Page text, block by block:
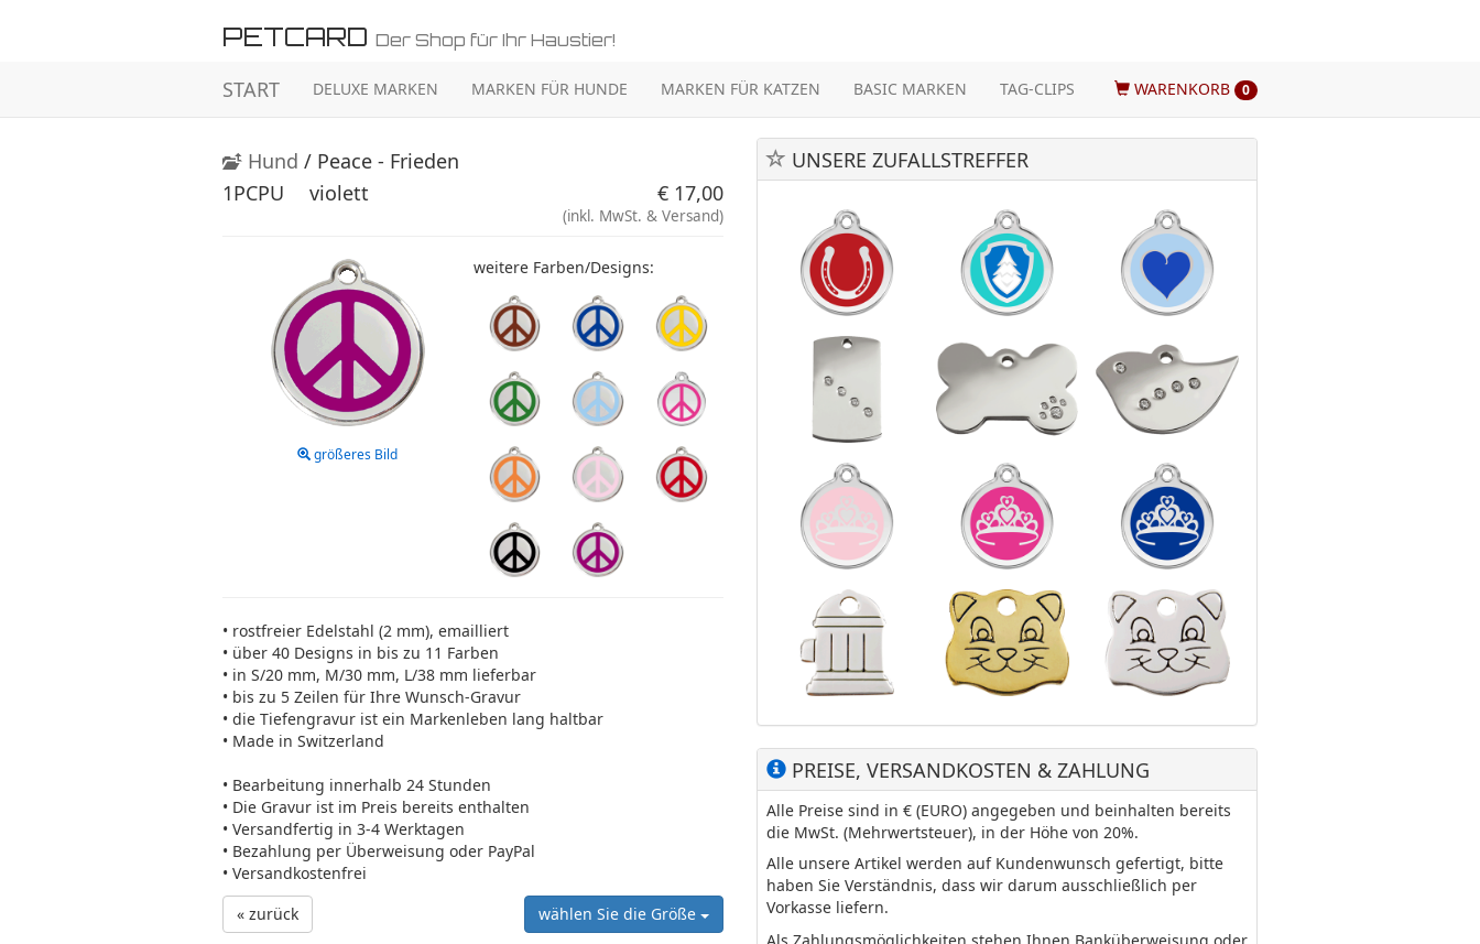
PETCARD Der Shop für Ihr Haustier!
START DELUXE MARKEN MARKEN FÜR HUNDE MARKEN FÜR KATZEN BASIC MARKEN TAG-CLIPS WARENKORB 0
Hund / Peace - Frieden
1PCPU
violett € 17,00
(inkl. MwSt. & Versand)
größeres Bild
weitere Farben/Designs:
• rostfreier Edelstahl (2 mm), emailliert
• über 40 Designs in bis zu 11 Farben
• in S/20 mm, M/30 mm, L/38 mm lieferbar
• bis zu 5 Zeilen für Ihre Wunsch-Gravur
• die Tiefengravur ist ein Markenleben lang haltbar
• Made in Switzerland
• Bearbeitung innerhalb 24 Stunden
• Die Gravur ist im Preis bereits enthalten
• Versandfertig in 3-4 Werktagen
• Bezahlung per Überweisung oder PayPal
• Versandkostenfrei
« zurück
wählen Sie die Größe
UNSERE ZUFALLSTREFFER
PREISE, VERSANDKOSTEN & ZAHLUNG
Alle Preise sind in € (EURO) angegeben und beinhalten bereits
die MwSt. (Mehrwertsteuer), in der Höhe von 20%.
Alle unsere Artikel werden auf Kundenwunsch gefertigt, bitte
haben Sie Verständnis, dass wir darum ausschließlich per
Vorkasse liefern.